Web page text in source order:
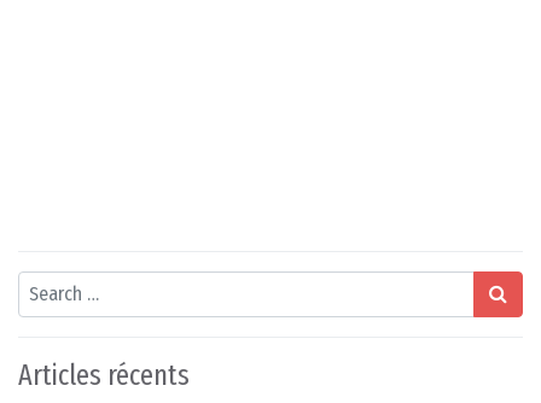
Search
Articles récents